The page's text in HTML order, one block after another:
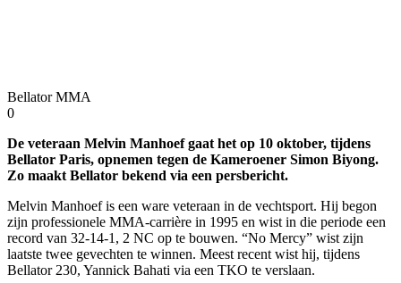
Bellator MMA
0
De veteraan Melvin Manhoef gaat het op 10 oktober, tijdens
Bellator Paris, opnemen tegen de Kameroener Simon Biyong.
Zo maakt Bellator bekend via een persbericht.
Melvin Manhoef is een ware veteraan in de vechtsport. Hij begon
zijn professionele MMA-carrière in 1995 en wist in die periode een
record van 32-14-1, 2 NC op te bouwen. “No Mercy” wist zijn
laatste twee gevechten te winnen. Meest recent wist hij, tijdens
Bellator 230, Yannick Bahati via een TKO te verslaan.